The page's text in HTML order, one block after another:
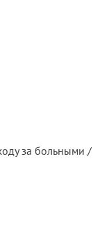
за больными /